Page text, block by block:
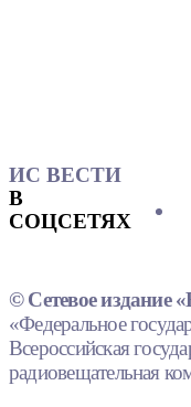
ИС ВЕСТИ
В
СОЦСЕТЯХ
© Сетевое издание
«Федеральное
Всероссийская
радиовещательная